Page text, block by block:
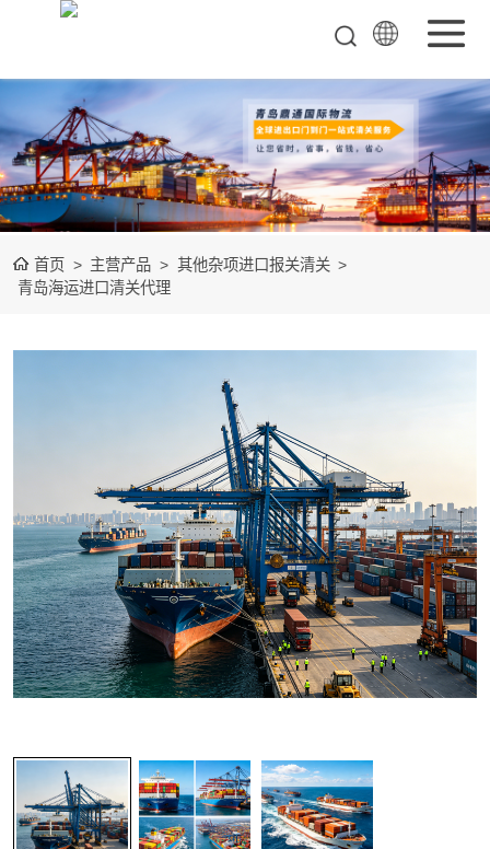
首页 > 主营产品 > 其他杂项进口报关清关 >
青岛海运进口清关代理
矿产品进口报关
清关
农副产品进口报
关清关
水产冻品进口报
关
化妆品进口报关